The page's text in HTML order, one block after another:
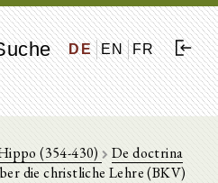
DE EN FR
(354-430) De doctrina
die christliche Lehre (BKV)